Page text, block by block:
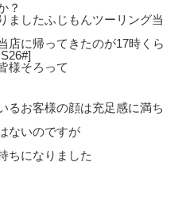
？
ましたふじもんツーリング当
店に帰ってきたのが17時くら
様そろって
るお客様の顔は充足感に満ち
ないのですが
ちになりました